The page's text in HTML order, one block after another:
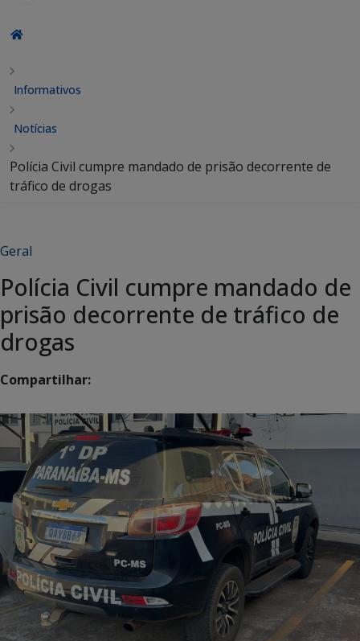
Informativos
Notícias
Polícia Civil cumpre mandado de prisão decorrente de
tráfico de drogas
Geral
Polícia Civil cumpre mandado de
prisão decorrente de tráfico de
drogas
Compartilhar: